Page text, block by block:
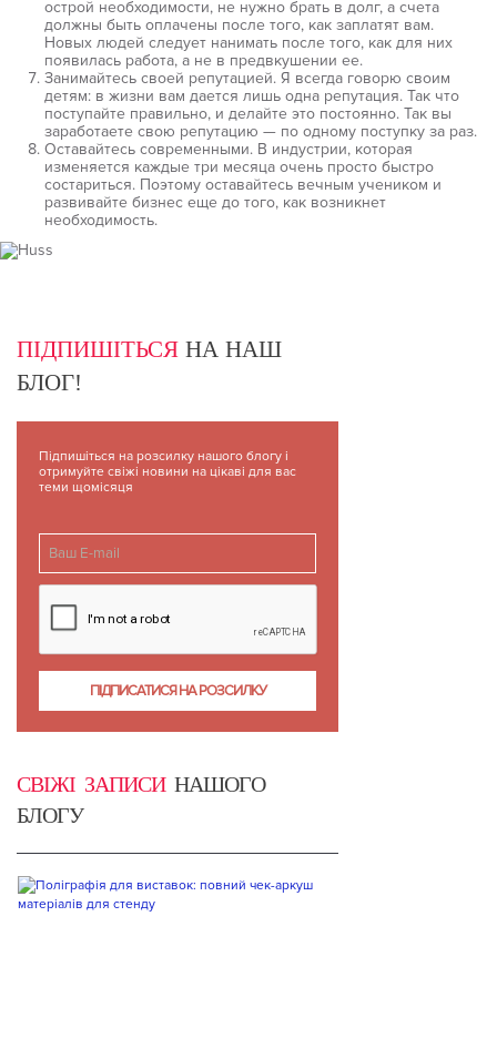
острой необходимости, не нужно брать в долг, а счета
должны быть оплачены после того, как заплатят вам.
Новых людей следует нанимать после того, как для них
появилась работа, а не в предвкушении ее.
Занимайтесь своей репутацией. Я всегда говорю своим
детям: в жизни вам дается лишь одна репутация. Так что
поступайте правильно, и делайте это постоянно. Так вы
заработаете свою репутацию — по одному поступку за раз.
Оставайтесь современными. В индустрии, которая
изменяется каждые три месяца очень просто быстро
состариться. Поэтому оставайтесь вечным учеником и
развивайте бизнес еще до того, как возникнет
необходимость.
ПІДПИШІТЬСЯ НА НАШ
БЛОГ!
Підпишіться на розсилку нашого блогу і
отримуйте свіжі новини на цікаві для вас
теми щомісяця
СВІЖІ ЗАПИСИНАШОГО
БЛОГУ